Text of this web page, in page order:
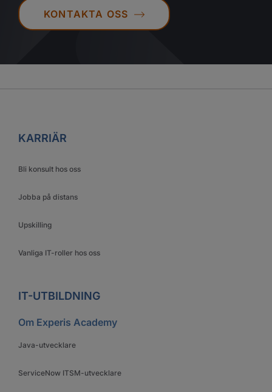
KONTAKTA OSS
KARRIÄR
Bli konsult hos oss
Jobba på distans
Upskilling
Vanliga IT-roller hos oss
IT-UTBILDNING
Om Experis Academy
Java-utvecklare
ServiceNow ITSM-utvecklare